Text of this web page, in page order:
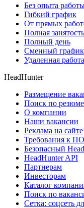
Без опыта
Гибкий график
От прямых
Полная занятость
Полный день
Сменный график
Удаленная работа
HeadHunter
Размещение
Поиск по резюме
О компании
Наши вакансии
Реклама на сайте
Требования к ПО
Безопасный
HeadHunter API
Партнерам
Инвесторам
Каталог
Поиск по
Сетка: соцсеть